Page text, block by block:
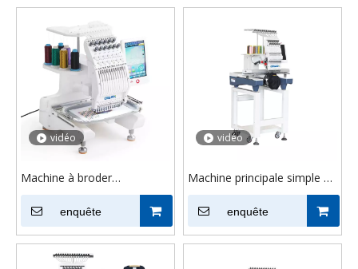
vidéo
Machine à broder
informatisée à tête unique
pour logos portables DS-
Y1201MINI, pour l'industrie
de la mode
enquête
vidéo
Machine principale simple de
broderie de logos capables
pour l'art de textile
enquête